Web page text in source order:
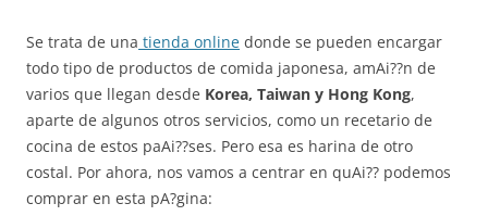
Se trata de una tienda online donde se pueden encargar
todo tipo de productos de comida japonesa, amAi??n de
varios que llegan desde Korea, Taiwan y Hong Kong,
aparte de algunos otros servicios, como un recetario de
cocina de estos paAi??ses. Pero esa es harina de otro
costal. Por ahora, nos vamos a centrar en quAi?? podemos
comprar en esta pA?gina: